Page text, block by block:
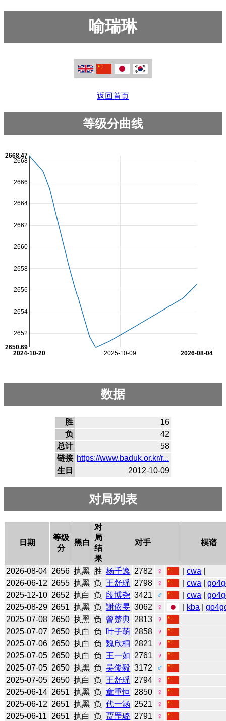
喻瑞琳
返回首页
等级分曲线
2025-10-09
2024-10-20 2026-08-04
2652
2654
2656
2658
2660
2662
2664
2666
2668
2650.69
2668.47
数据
胜
16
负
42
总计
58
链接 https://www.baduk.or.kr/r...
生日
2012-10-09
对局列表
日期
等级
分
黑白
对
局
结
果
对手 棋谱
2026-08-04 2656 执黑 胜 杨千逸 2782 ♀ |cwa
2026-06-12 2655 执黑 负 王舒瑶 2798 ♀ |cwa |
2025-12-10 2652 执白 负 段博尧 3421 ♂ |cwa |
2025-08-29 2651 执黑 负 謝依旻 3062 ♀ kba |
2025-07-08 2650 执黑 负 曾楚典 2813
♀
2025-07-07 2650 执白 负 叶子萌 2858
♀
2025-07-06 2650 执白 负 魏欣桐 2821
♀
2025-07-05 2650 执白 负 王一如 2761
♀
2025-07-05 2650 执黑 负 吴俊毅 3172
♂
2025-07-05 2650 执白 负 王舒瑶 2794
♀
2025-06-14 2651 执黑 负 章重恒 2850
♀
2025-06-12 2651 执黑 负 代一涵 2521
♀
2025-06-11
2651 执白 负 贾罡璐 2791
♀